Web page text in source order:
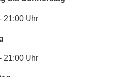
21:00 Uhr
21:00 Uhr